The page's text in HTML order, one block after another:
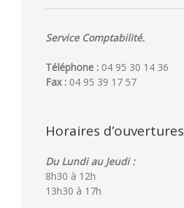
Service Comptabilité.
Téléphone : 04 95 30 14 36
Fax : 04 95 39 17 57
Horaires d’ouvertures
Du Lundi au Jeudi :
8h30 à 12h
13h30 à 17h